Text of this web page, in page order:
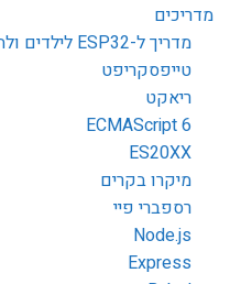
מדריכים
מדריך ל-ESP32 לילדים ולהורים מאפס
טייפסקריפט
ריאקט
ECMAScript 6
ES20XX
מיקרו בקרים
רספברי פיי
Node.js
Express